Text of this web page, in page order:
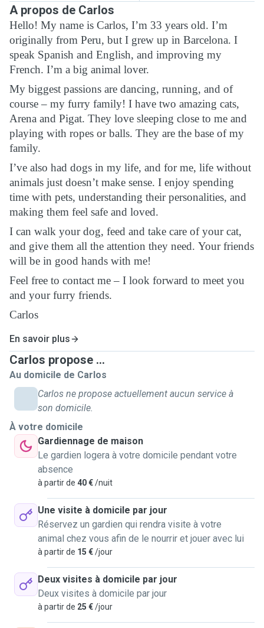
A propos de Carlos
Hello! My name is Carlos, I’m 33 years old. I’m
originally from Peru, but I grew up in Barcelona. I
speak Spanish and English, and improving my
French. I’m a big animal lover.
My biggest passions are dancing, running, and of
course – my furry family! I have two amazing cats,
Arena and Pigat. They love sleeping close to me and
playing with ropes or balls. They are the base of my
family.
I’ve also had dogs in my life, and for me, life without
animals just doesn’t make sense. I enjoy spending
time with pets, understanding their personalities, and
making them feel safe and loved.
I can walk your dog, feed and take care of your cat,
and give them all the attention they need. Your friends
will be in good hands with me!
Feel free to contact me – I look forward to meet you
and your furry friends.
Carlos
En savoir plus
Carlos propose ...
Au domicile de Carlos
Carlos ne propose actuellement aucun service à
son domicile.
À votre domicile
Gardiennage de maison
Le gardien logera à votre domicile pendant votre
absence
à partir de 40 €/nuit
Une visite à domicile par jour
Réservez un gardien qui rendra visite à votre
animal chez vous afin de le nourrir et jouer avec lui
à partir de 15 €/jour
Deux visites à domicile par jour
Deux visites à domicile par jour
à partir de 25 €/jour